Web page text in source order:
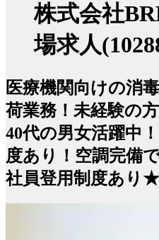
株式会社
場求人
医療機関向けの消
荷業務！未経験の
40代の男女活躍中
度あり！空調完備
社員登用制度あり★